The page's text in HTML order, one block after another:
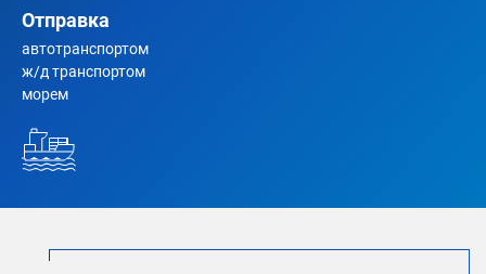
Отправка
автотранспортом
ж/д транспортом
морем